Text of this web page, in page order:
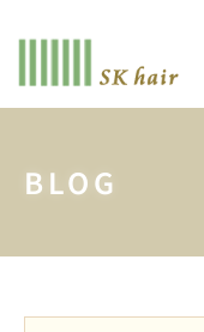
BLOG